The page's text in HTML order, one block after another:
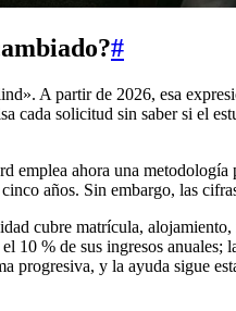
#
A partir de 2026, esa
solicitud sin saber si el
ahora una
años. Sin embargo, las
cubre matrícula, alojamiento,
10 % de sus ingresos anuales;
progresiva, y la ayuda sigue